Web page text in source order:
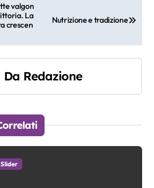
valgon
La
crescen
Nutrizione e tradizione
Da Redazione
Slider